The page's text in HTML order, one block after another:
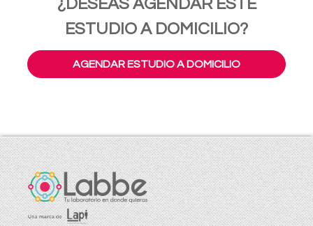
¿DESEAS AGENDAR ESTE
ESTUDIO A DOMICILIO?
AGENDAR ESTUDIO A DOMICILIO